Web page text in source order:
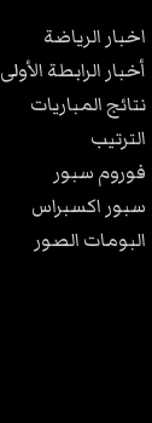
اخبار الرياضة
أخبار الرابطة الأولى
نتائج المباريات
الترتيب
فوروم سبور
سبور اكسبراس
البومات الصور